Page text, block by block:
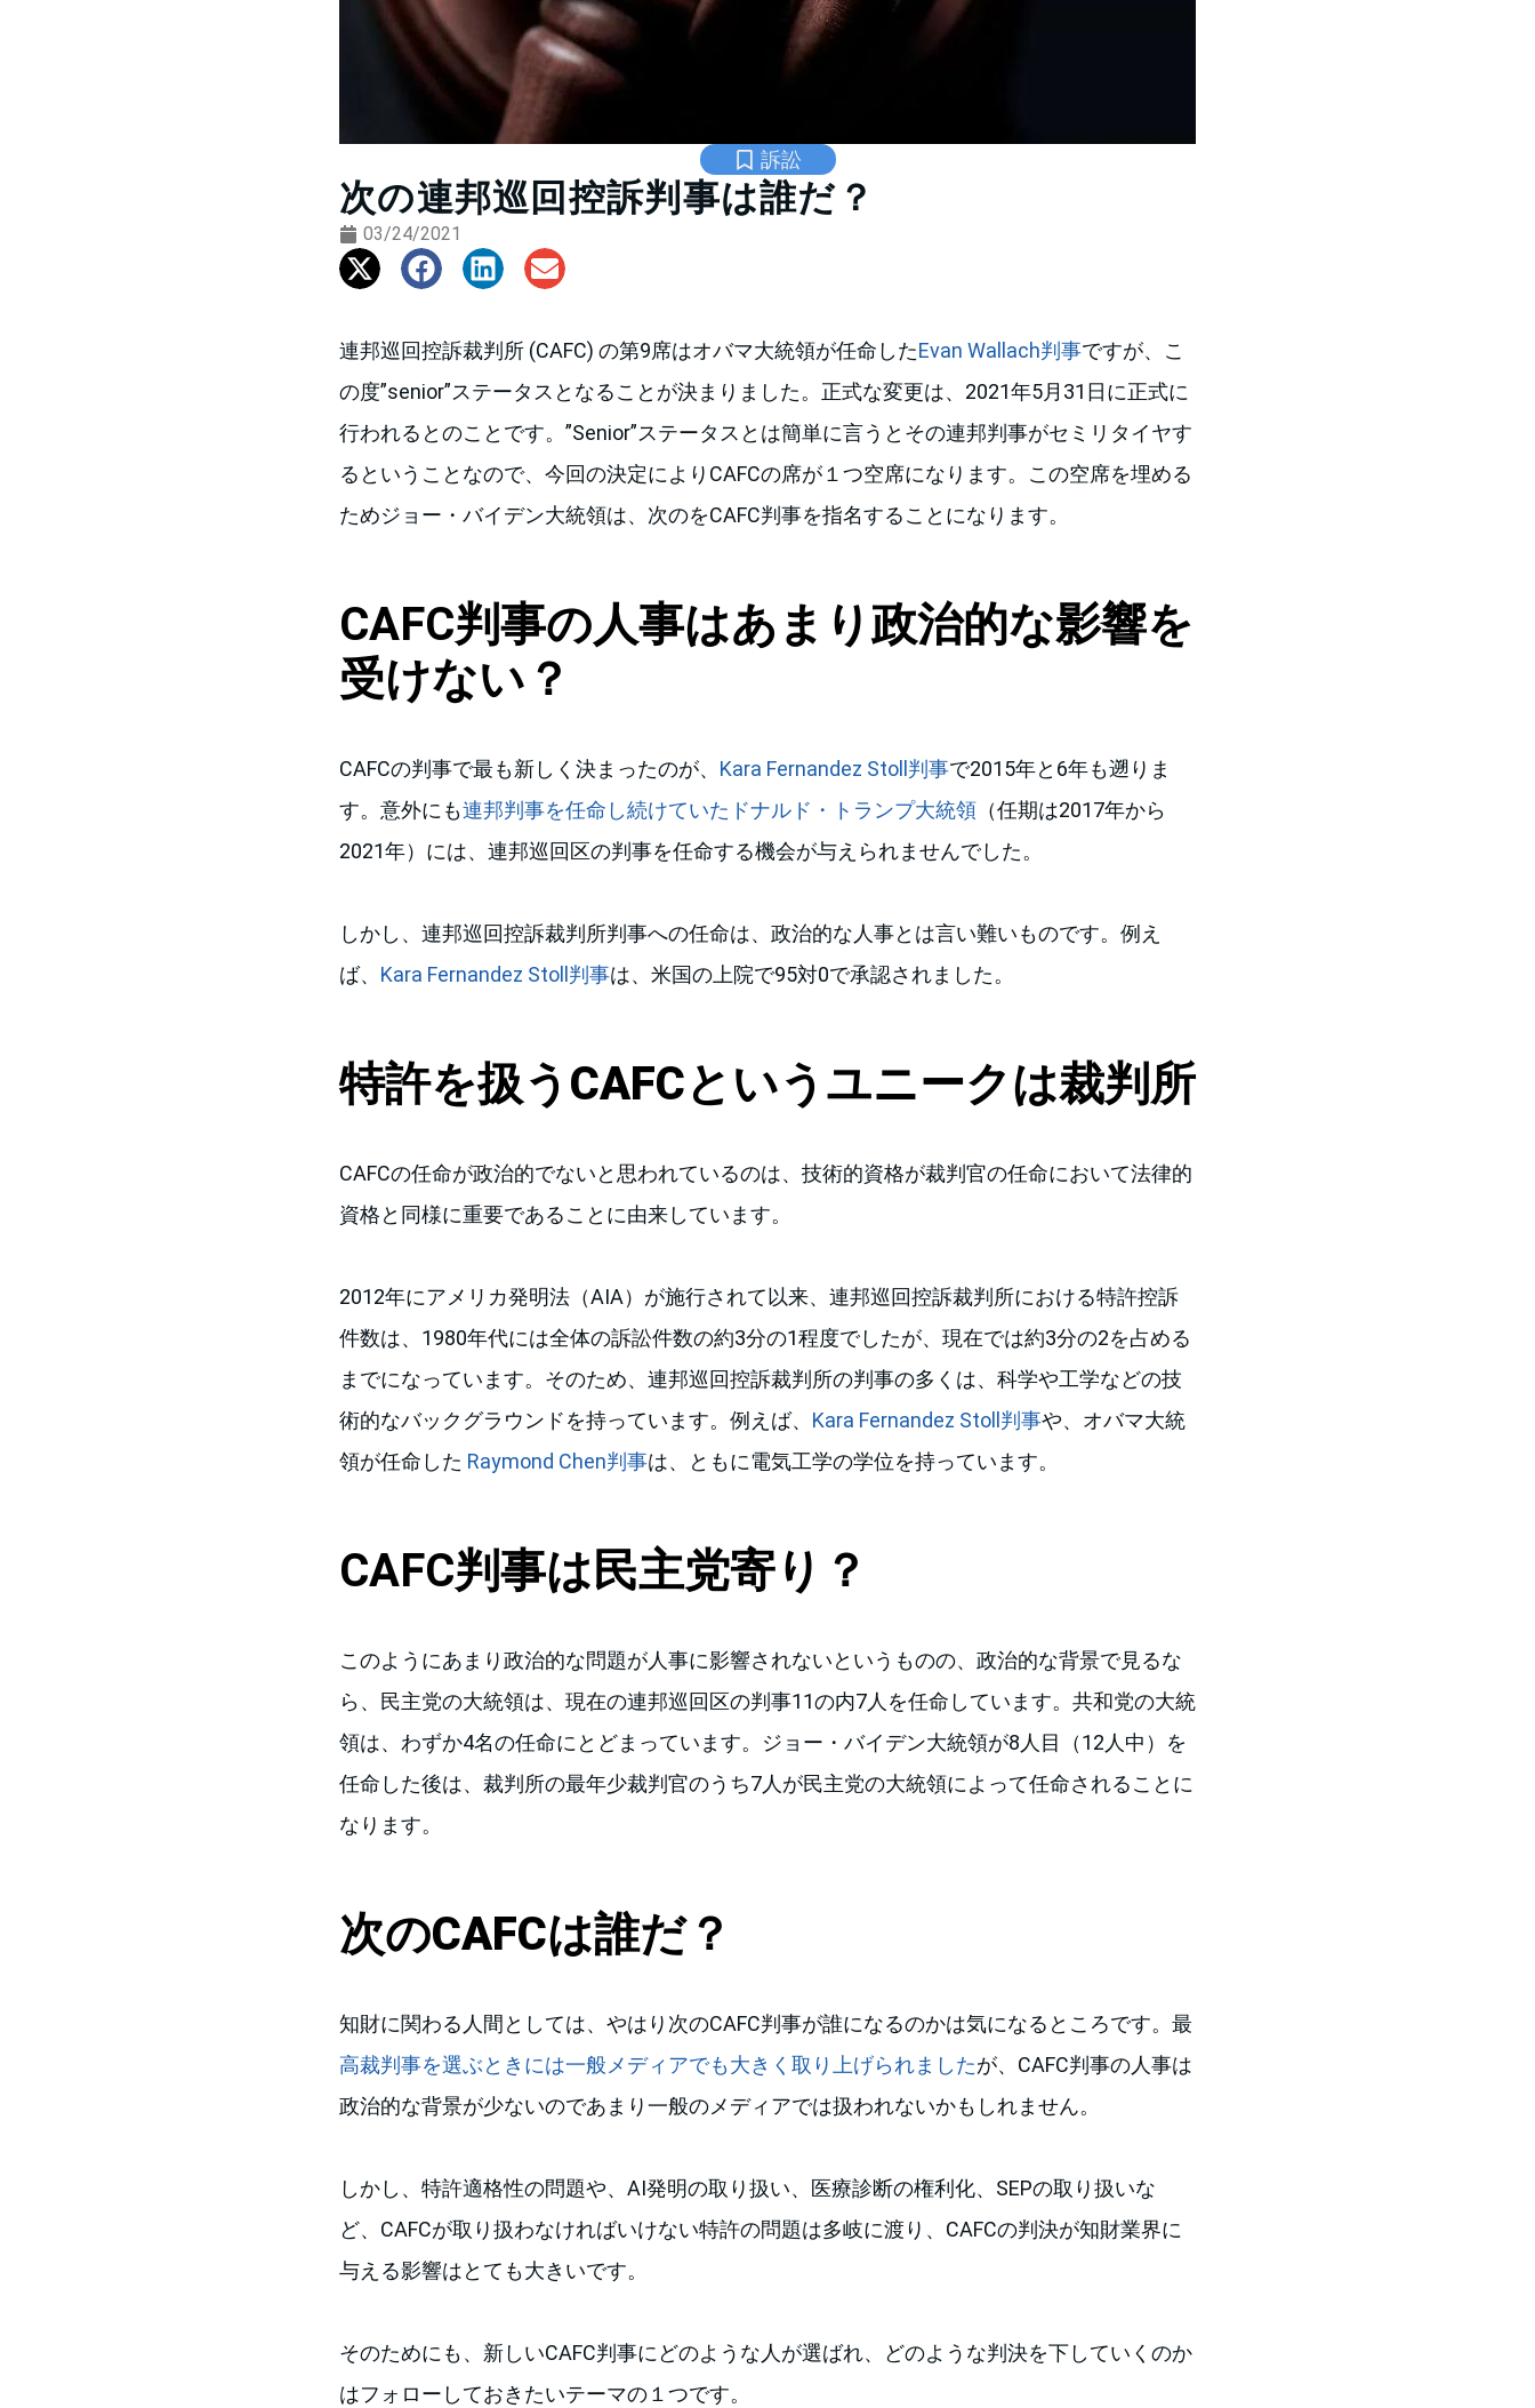
訴訟
次の連邦巡回控訴判事は誰だ？
03/24/2021
連邦巡回控訴裁判所 (CAFC) の第9席はオバマ大統領が任命したEvan Wallach判事ですが、こ
の度”senior”ステータスとなることが決まりました。正式な変更は、2021年5月31日に正式に
行われるとのことです。”Senior”ステータスとは簡単に言うとその連邦判事がセミリタイヤす
るということなので、今回の決定によりCAFCの席が１つ空席になります。この空席を埋める
ためジョー・バイデン大統領は、次のをCAFC判事を指名することになります。
CAFC判事の人事はあまり政治的な影響を
受けない？
CAFCの判事で最も新しく決まったのが、 Kara Fernandez Stoll判事で2015年と6年も遡りま
す。意外にも連邦判事を任命し続けていたドナルド・トランプ大統領 （任期は2017年から
2021年）には、連邦巡回区の判事を任命する機会が与えられませんでした。
しかし、連邦巡回控訴裁判所判事への任命は、政治的な人事とは言い難いものです。例え
ば、 Kara Fernandez Stoll判事は、米国の上院で95対0で承認されました。
特許を扱うCAFCというユニークは裁判所
CAFCの任命が政治的でないと思われているのは、技術的資格が裁判官の任命において法律的
資格と同様に重要であることに由来しています。
2012年にアメリカ発明法（AIA）が施行されて以来、連邦巡回控訴裁判所における特許控訴
件数は、1980年代には全体の訴訟件数の約3分の1程度でしたが、現在では約3分の2を占める
までになっています。そのため、連邦巡回控訴裁判所の判事の多くは、科学や工学などの技
術的なバックグラウンドを持っています。例えば、 Kara Fernandez Stoll判事や、オバマ大統
領が任命した Raymond Chen判事は、ともに電気工学の学位を持っています。
CAFC判事は民主党寄り？
このようにあまり政治的な問題が人事に影響されないというものの、政治的な背景で見るな
ら、民主党の大統領は、現在の連邦巡回区の判事11の内7人を任命しています。共和党の大統
領は、わずか4名の任命にとどまっています。ジョー・バイデン大統領が8人目（12人中）を
任命した後は、裁判所の最年少裁判官のうち7人が民主党の大統領によって任命されることに
なります。
次のCAFCは誰だ？
知財に関わる人間としては、やはり次のCAFC判事が誰になるのかは気になるところです。最
高裁判事を選ぶときには一般メディアでも大きく取り上げられましたが、CAFC判事の人事は
政治的な背景が少ないのであまり一般のメディアでは扱われないかもしれません。
しかし、特許適格性の問題や、AI発明の取り扱い、医療診断の権利化、SEPの取り扱いな
ど、CAFCが取り扱わなければいけない特許の問題は多岐に渡り、CAFCの判決が知財業界に
与える影響はとても大きいです。
そのためにも、新しいCAFC判事にどのような人が選ばれ、どのような判決を下していくのか
はフォローしておきたいテーマの１つです。